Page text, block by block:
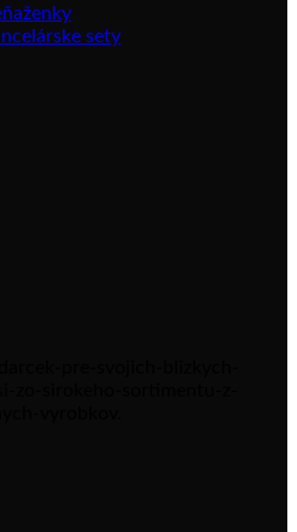
sety